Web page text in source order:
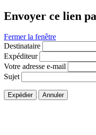
Envoyer ce lien
Fermer la fenêtre
Destinataire
Expéditeur
Votre adresse e-mail
Sujet
Expédier Annuler